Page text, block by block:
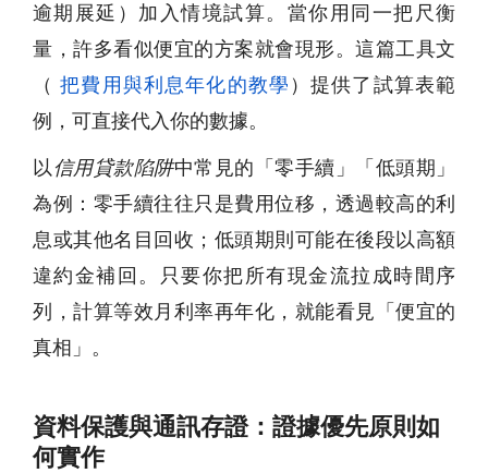
逾期展延）加入情境試算。當你用同一把尺衡
量，許多看似便宜的方案就會現形。這篇工具文
（ 把費用與利息年化的教學 ）提供了試算表範
例，可直接代入你的數據。
以信用貸款陷阱中常見的「零手續」「低頭期」
為例：零手續往往只是費用位移，透過較高的利
息或其他名目回收；低頭期則可能在後段以高額
違約金補回。只要你把所有現金流拉成時間序
列，計算等效月利率再年化，就能看見「便宜的
真相」。
資料保護與通訊存證：證據優先原則如
何實作